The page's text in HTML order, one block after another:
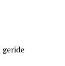
geride